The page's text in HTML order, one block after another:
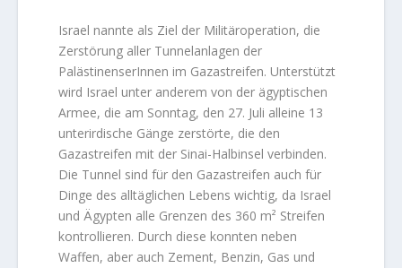
Israel nannte als Ziel der Militäroperation, die
Zerstörung aller Tunnelanlagen der
PalästinenserInnen im Gazastreifen. Unterstützt
wird Israel unter anderem von der ägyptischen
Armee, die am Sonntag, den 27. Juli alleine 13
unterirdische Gänge zerstörte, die den
Gazastreifen mit der Sinai-Halbinsel verbinden.
Die Tunnel sind für den Gazastreifen auch für
Dinge des alltäglichen Lebens wichtig, da Israel
und Ägypten alle Grenzen des 360 m² Streifen
kontrollieren. Durch diese konnten neben
Waffen, aber auch Zement, Benzin, Gas und